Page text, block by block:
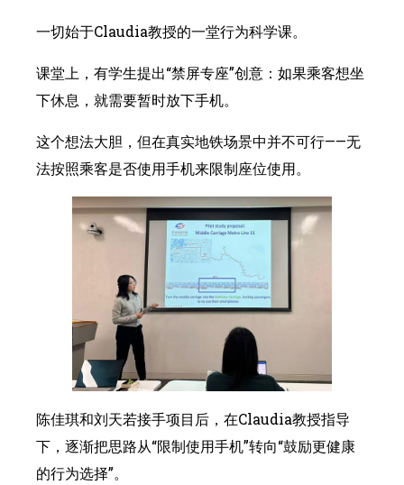
一切始于Claudia教授的一堂行为科学课。
课堂上，有学生提出“禁屏专座”创意：如果乘客想坐
下休息，就需要暂时放下手机。
这个想法大胆，但在真实地铁场景中并不可行——无
法按照乘客是否使用手机来限制座位使用。
陈佳琪和刘天若接手项目后，在Claudia教授指导
下，逐渐把思路从“限制使用手机”转向“鼓励更健康
的行为选择”。